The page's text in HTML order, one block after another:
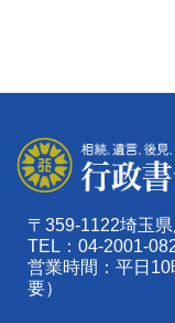
〒359-1122埼玉
TEL：04-2001-
営業時間：平日
要）